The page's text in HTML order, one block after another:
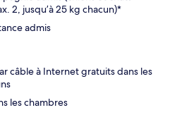
2, jusqu’à 25 kg chacun)*
admis
câble à Internet gratuits dans les
les chambres